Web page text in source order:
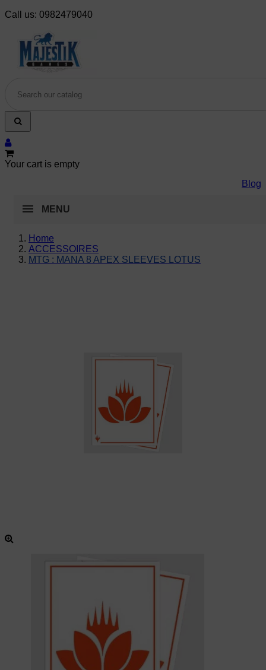
Call us: 0982479040
Your cart is empty
Blog
MENU
Home
ACCESSOIRES
MTG : MANA 8 APEX SLEEVES LOTUS